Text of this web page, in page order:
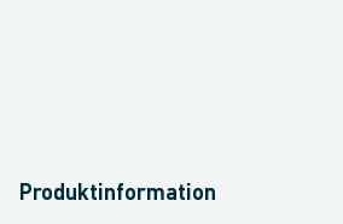
Produktinformation